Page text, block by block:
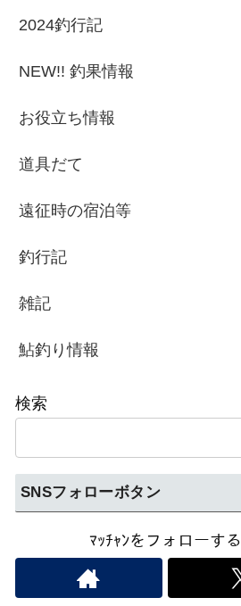
2024釣行記
NEW!! 釣果情報
お役立ち情報
道具だて
遠征時の宿泊等
釣行記
雑記
鮎釣り情報
検索
SNSフォローボタン
ﾏｯﾁｬﾝをフォローする